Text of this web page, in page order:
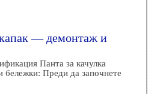
— демонтаж и
Панта за качулка
Преди да започнете